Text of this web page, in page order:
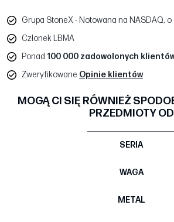
Grupa StoneX - Notowana na NASDAQ,
Członek LBMA
Ponad 100 000 zadowolonych
Zweryfikowane Opinie klientów
MOGĄ CI SIĘ RÓWNIEŻ
PRZEDMIOTY OD
SERIA
WAGA
METAL